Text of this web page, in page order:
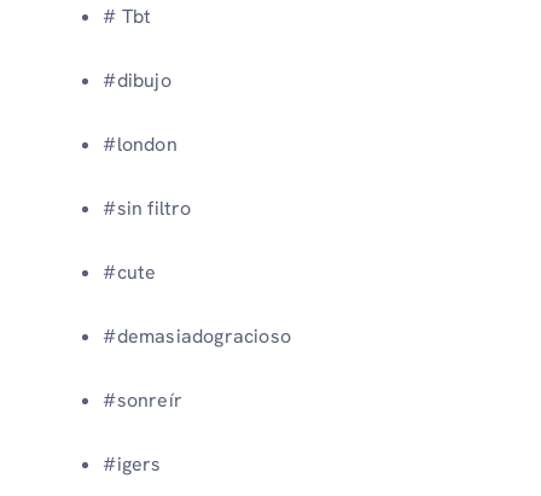
# Tbt
#dibujo
#london
#sin filtro
#cute
#demasiadogracioso
#sonreír
#igers